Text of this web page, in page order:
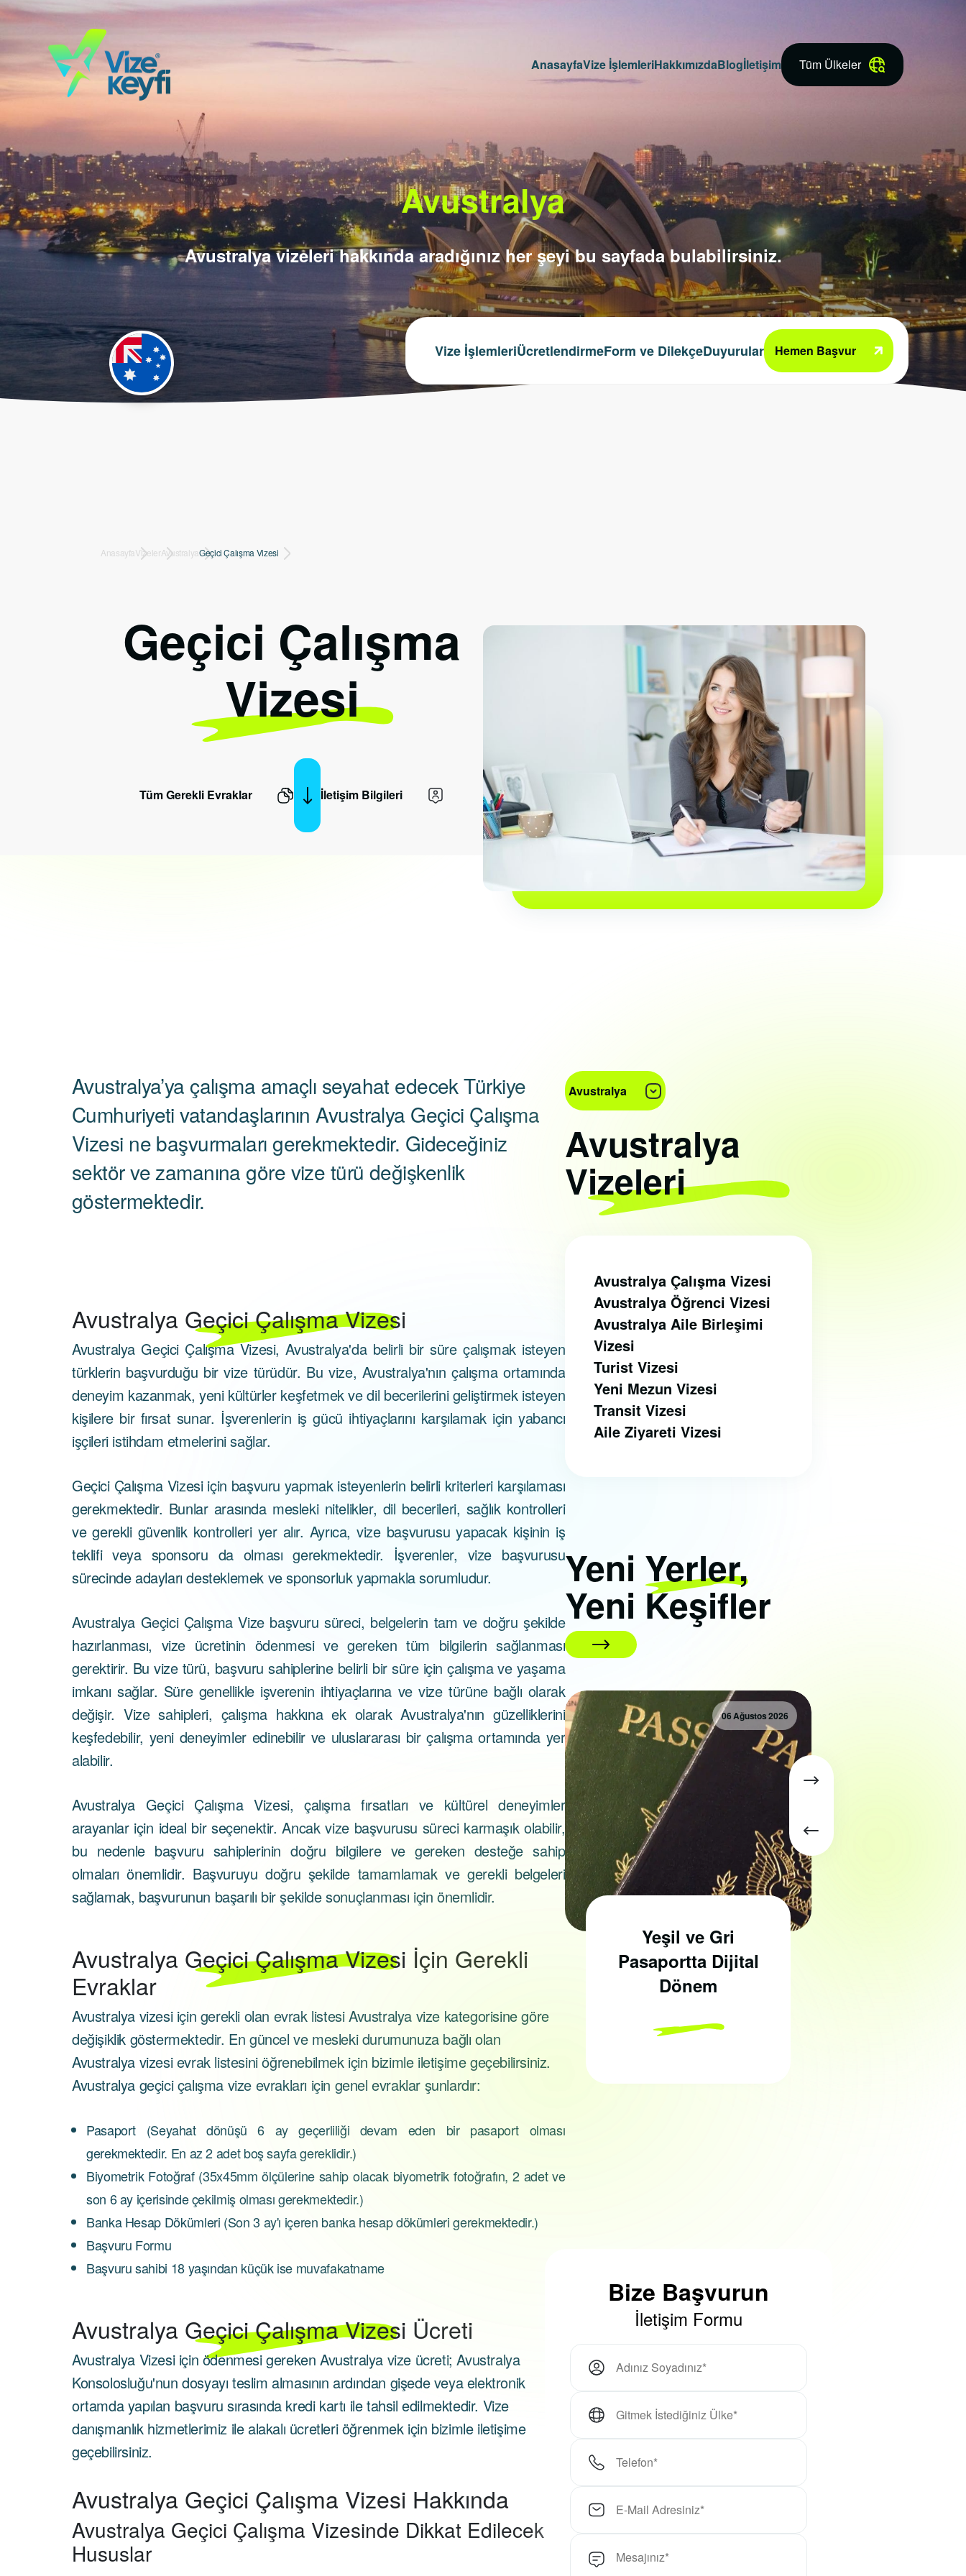
AnasayfaVize İşlemleriHakkımızdaBlogİletişim Tüm Ülkeler
Avustralya
Avustralya vizeleri hakkında aradığınız her şeyi bu sayfada bulabilirsiniz.
Vize İşlemleriÜcretlendirmeForm ve DilekçeDuyurular Hemen Başvur
AnasayfaVizelerAvustralyaGeçici Çalışma Vizesi
Geçici Çalışma
Vizesi
Tüm Gerekli Evraklar İletişim Bilgileri
Avustralya’ya çalışma amaçlı seyahat edecek Türkiye
Cumhuriyeti vatandaşlarının Avustralya Geçici Çalışma
Vizesi ne başvurmaları gerekmektedir. Gideceğiniz
sektör ve zamanına göre vize türü değişkenlik
göstermektedir.
Avustralya Geçici Çalışma Vizesi
Avustralya Geçici Çalışma Vizesi, Avustralya'da belirli bir süre çalışmak isteyen
türklerin başvurduğu bir vize türüdür. Bu vize, Avustralya'nın çalışma ortamında
deneyim kazanmak, yeni kültürler keşfetmek ve dil becerilerini geliştirmek isteyen
kişilere bir fırsat sunar. İşverenlerin iş gücü ihtiyaçlarını karşılamak için yabancı
işçileri istihdam etmelerini sağlar.
Geçici Çalışma Vizesi için başvuru yapmak isteyenlerin belirli kriterleri karşılaması
gerekmektedir. Bunlar arasında mesleki nitelikler, dil becerileri, sağlık kontrolleri
ve gerekli güvenlik kontrolleri yer alır. Ayrıca, vize başvurusu yapacak kişinin iş
teklifi veya sponsoru da olması gerekmektedir. İşverenler, vize başvurusu
sürecinde adayları desteklemek ve sponsorluk yapmakla sorumludur.
Avustralya Geçici Çalışma Vize başvuru süreci, belgelerin tam ve doğru şekilde
hazırlanması, vize ücretinin ödenmesi ve gereken tüm bilgilerin sağlanması
gerektirir. Bu vize türü, başvuru sahiplerine belirli bir süre için çalışma ve yaşama
imkanı sağlar. Süre genellikle işverenin ihtiyaçlarına ve vize türüne bağlı olarak
değişir. Vize sahipleri, çalışma hakkına ek olarak Avustralya'nın güzelliklerini
keşfedebilir, yeni deneyimler edinebilir ve uluslararası bir çalışma ortamında yer
alabilir.
Avustralya Geçici Çalışma Vizesi, çalışma fırsatları ve kültürel deneyimler
arayanlar için ideal bir seçenektir. Ancak vize başvurusu süreci karmaşık olabilir,
bu nedenle başvuru sahiplerinin doğru bilgilere ve gereken desteğe sahip
olmaları önemlidir. Başvuruyu doğru şekilde tamamlamak ve gerekli belgeleri
sağlamak, başvurunun başarılı bir şekilde sonuçlanması için önemlidir.
Avustralya Geçici Çalışma Vizesi İçin Gerekli
Evraklar
Avustralya vizesi için gerekli olan evrak listesi Avustralya vize kategorisine göre
değişiklik göstermektedir. En güncel ve mesleki durumunuza bağlı olan
Avustralya vizesi evrak listesini öğrenebilmek için bizimle iletişime geçebilirsiniz.
Avustralya geçici çalışma vize evrakları için genel evraklar şunlardır:
Pasaport (Seyahat dönüşü 6 ay geçerliliği devam eden bir pasaport olması
gerekmektedir. En az 2 adet boş sayfa gereklidir.)
Biyometrik Fotoğraf (35x45mm ölçülerine sahip olacak biyometrik fotoğrafın, 2 adet ve
son 6 ay içerisinde çekilmiş olması gerekmektedir.)
Banka Hesap Dökümleri (Son 3 ay'ı içeren banka hesap dökümleri gerekmektedir.)
Başvuru Formu
Başvuru sahibi 18 yaşından küçük ise muvafakatname
Avustralya Geçici Çalışma Vizesi Ücreti
Avustralya Vizesi için ödenmesi gereken Avustralya vize ücreti; Avustralya
Konsolosluğu'nun dosyayı teslim almasının ardından gişede veya elektronik
ortamda yapılan başvuru sırasında kredi kartı ile tahsil edilmektedir. Vize
danışmanlık hizmetlerimiz ile alakalı ücretleri öğrenmek için bizimle iletişime
geçebilirsiniz.
Avustralya Geçici Çalışma Vizesi Hakkında
Avustralya Geçici Çalışma Vizesinde Dikkat Edilecek
Hususlar
Avustralya
Avustralya
Vizeleri
Avustralya Çalışma Vizesi
Avustralya Öğrenci Vizesi
Avustralya Aile Birleşimi
Vizesi
Turist Vizesi
Yeni Mezun Vizesi
Transit Vizesi
Aile Ziyareti Vizesi
Yeni Yerler,
Yeni Keşifler
01 Nisan 2026
Alınır?
Pasaport almak için, ilk
olarak pasaport
randevusu almak
gerekmektedir...
06 Ağustos 2026
Yeşil ve Gri
Pasaportta Dijital
Dönem
Bize Başvurun
İletişim Formu